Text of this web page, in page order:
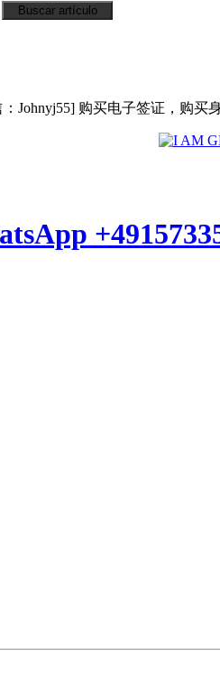
Johnyj55] 购买电子签证，购买